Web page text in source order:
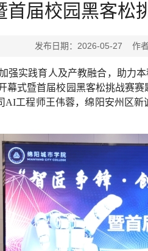
首届校园黑客松
发布日期：2026-05-27 作
强实践育人及产教融合，助力
幕式暨首届校园黑客松挑战赛
AI工程师王伟蓉，绵阳安州区